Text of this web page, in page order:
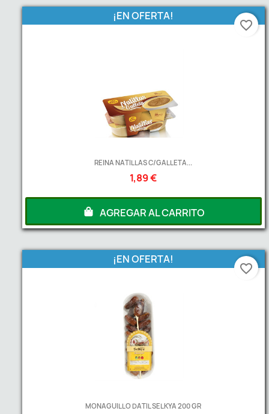
REINA NATILLAS C/GALLETA...
1,89 €
¡EN OFERTA!
AGREGAR AL CARRITO
favorite_border
MONAGUILLO DATIL SELKYA 200 GR
¡EN OFERTA!
favorite_border